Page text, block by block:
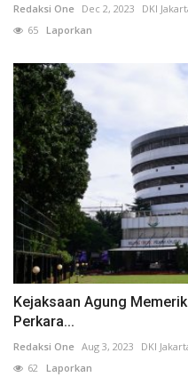
Redaksi One Dec 2, 2023 DKI
65 Laporkan
Kejaksaan Agung
Perkara...
Redaksi One Aug 3, 2023 DKI
62 Laporkan